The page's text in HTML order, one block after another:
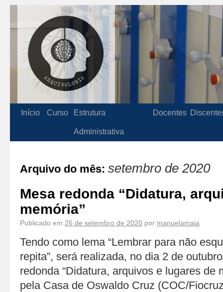
Início Curso Estrutura
Administrativa
Docentes
Arquivo do mês: setembro de 2020
Mesa redonda “Didatura,
memória”
Publicado em 26 de setembro de 2020 por manuelamaia
Tendo como lema “Lembrar para não
repita”, será realizada, no dia 2 de
redonda “Didatura, arquivos e lugares de
pela Casa de Oswaldo Cruz (COC/